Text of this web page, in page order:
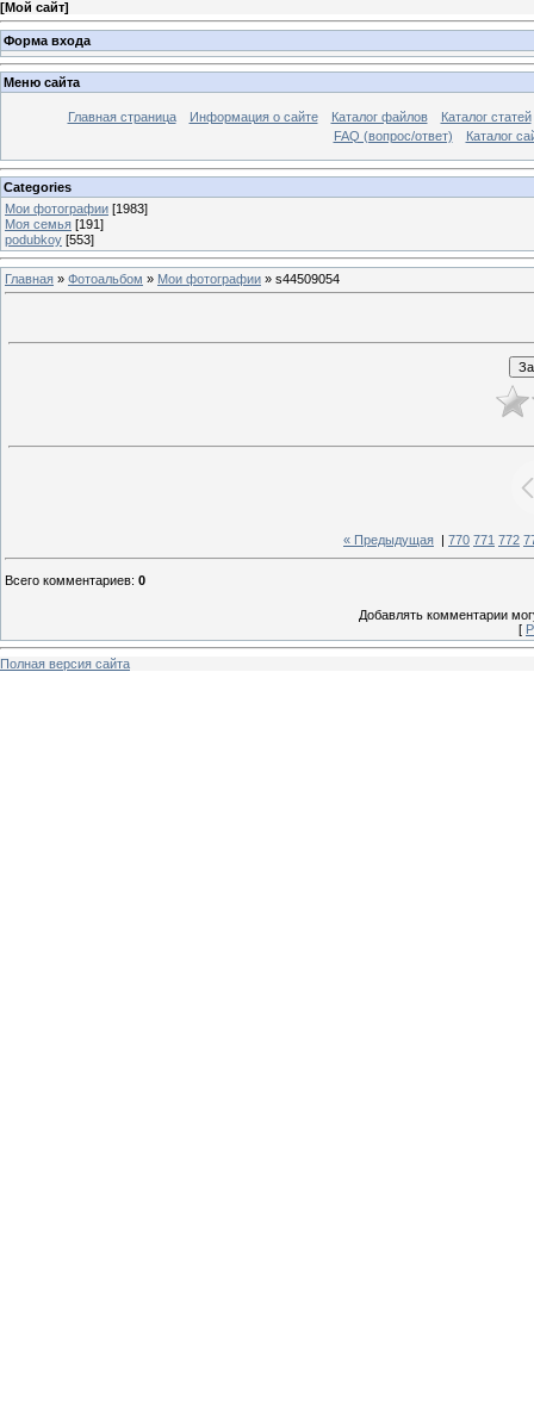
[Мой сайт]
Форма входа
Меню сайта
Главная страница Информация о сайте Каталог файлов
Каталог статей
FAQ (вопрос/ответ)
Каталог
Categories
Мои фотографии [1983]
Моя семья [191]
podubkoy [553]
Главная » Фотоальбом » Мои фотографии » s44509054
« Предыдущая 770 771 772
Всего комментариев: 0
Добавлять комментарии
[
Полная версия сайта